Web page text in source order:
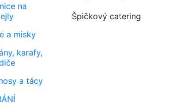
na
a misky
karafy,
a tácy
Špičkový catering